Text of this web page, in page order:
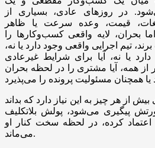
در روزهای عادی، بسیاری از
قیمت، وعده سرعت یا ظاهر
بحران، لایه واقعی کسب‌وکارها را
تیم اجرایی واقعی وجود دارد یا نه،
یا نه، آیا برای شرایط غیرعادی
از همه، آیا مشتری را در لحظه بحران
از هر چیز به این نیاز دارد که بداند
پیگیری می‌شود، پولش بلاتکلیف
کرده، در لحظه سخت کنار او
می‌ماند.